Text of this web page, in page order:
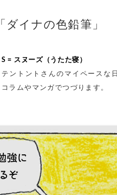
ダイナの色鉛筆」
S = スヌーズ（うたた寝）
テントントさんのマイペースな
コラムやマンガでつづります。